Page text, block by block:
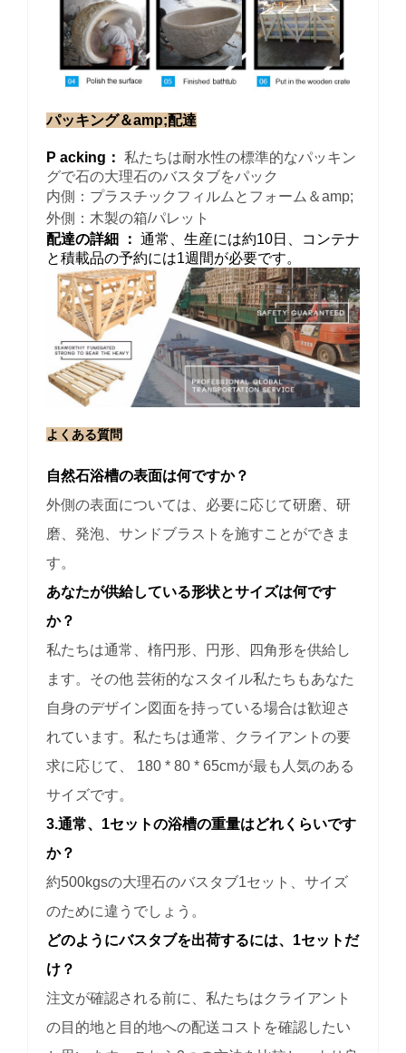
パッキング＆amp;配達
P acking： 私たちは耐水性の標準的なパッキン
グで石の大理石のバスタブをパック
内側：プラスチックフィルムとフォーム＆amp;
外側：木製の箱/パレット
配達の詳細 ： 通常、生産には約10日、コンテナ
と積載品の予約には1週間が必要です。
よくある質問
自然石浴槽の表面は何ですか？
外側の表面については、必要に応じて研磨、研
磨、発泡、サンドブラストを施すことができま
す。
あなたが供給している形状とサイズは何です
か？
私たちは通常、楕円形、円形、四角形を供給し
ます。その他 芸術的なスタイル私たちもあなた
自身のデザイン図面を持っている場合は歓迎さ
れています。私たちは通常、クライアントの要
求に応じて、
180 * 80 * 65cmが最も人気のある
サイズです。
3.通常、1セットの浴槽の重量はどれくらいです
か？
約500kgsの大理石のバスタブ1セット、サイズ
のために違うでしょう。
どのようにバスタブを出荷するには、1セットだ
け？
注文が確認される前に、私たちはクライアント
の目的地と目的地への配送コストを確認したい